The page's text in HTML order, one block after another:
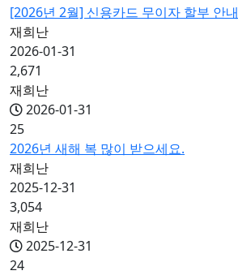
[2026년 2월] 신용카드 무이자 할부 안내
재희난
2026-01-31
2,671
재희난
2026-01-31
25
2026년 새해 복 많이 받으세요.
재희난
2025-12-31
3,054
재희난
2025-12-31
24